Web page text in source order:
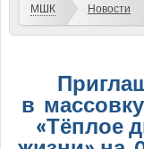
МШК Новости
в
«Тёплое